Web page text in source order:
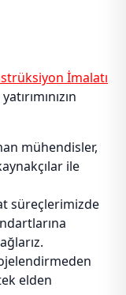
İmalatı
mühendisler,
ile
süreçlerimizde
elden